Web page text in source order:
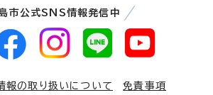
市公式SNS情報発信中
報の取り扱いについて 免責事項